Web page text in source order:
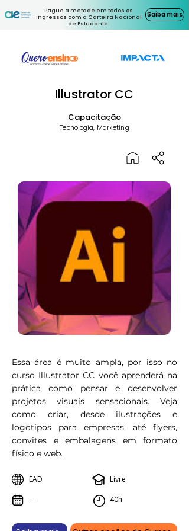
Pague a metade em todos os
ingressos com a Carteira Nacional
de Estudante.
Saiba mais
Illustrator CC
Capacitação
Tecnologia, Marketing
Essa área é muito ampla, por isso no
curso Illustrator CC você aprenderá na
prática como pensar e desenvolver
projetos visuais sensacionais. Veja
como criar, desde ilustrações e
logotipos para empresas, até flyers,
convites e embalagens em formato
físico e web.
EAD
---
Livre
40h